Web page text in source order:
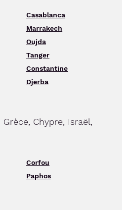
Casablanca
Marrakech
Oujda
Tanger
Constantine
Djerba
Chypre, Israël,
Corfou
Paphos